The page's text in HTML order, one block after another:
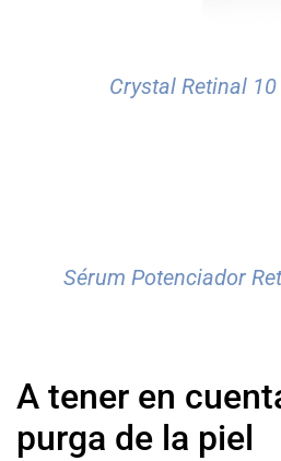
Crystal Retinal
Sérum Potenciador
A tener en
purga de la piel